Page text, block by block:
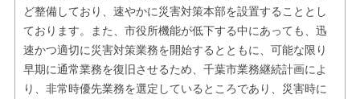
ど整備しており、速やかに災害対策本部を設置することとし
ております。また、市役所機能が低下する中にあっても、迅
速かつ適切に災害対策業務を開始するとともに、可能な限り
早期に通常業務を復旧させるため、千葉市業務継続計画によ
り、非常時優先業務を選定しているところであり、災害時に